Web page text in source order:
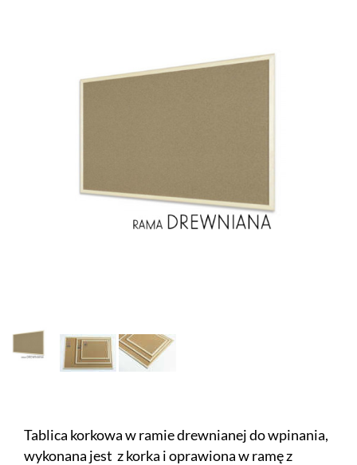
Tablica korkowa w ramie drewnianej do wpinania,
wykonana jest z korka i oprawiona w ramę z